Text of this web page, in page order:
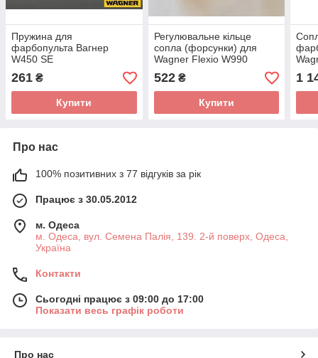
Пружина для
фарбопульта Вагнер
W450 SE
261 ₴
Купити
Регулювальне кільце
сопла (форсунки) для
Wagner Flexio W990
522₴
Купити
1
Про нас
100% позитивних з 77 відгуків за рік
Працює з 30.05.2012
м. Одеса
м. Одеса, вул. Семена Палія, 139. 2-й поверх, Одеса,
Україна
Контакти
Сьогодні працює з 09:00 до 17:00
Показати весь графік роботи
Про нас